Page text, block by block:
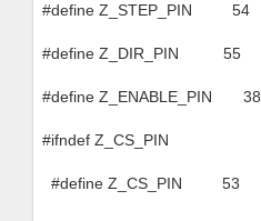
#define Z_STEP_PIN 54
#define Z_DIR_PIN 55
#define Z_ENABLE_PIN 38
#ifndef Z_CS_PIN
#define Z_CS_PIN 53